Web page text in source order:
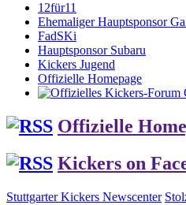
12für11
Ehemaliger Hauptsponsor
FadSKi
Hauptsponsor Subaru
Kickers Jugend
Offizielle Homepage
Offizielle
Kickers on
Stuttgarter Kickers Newscenter